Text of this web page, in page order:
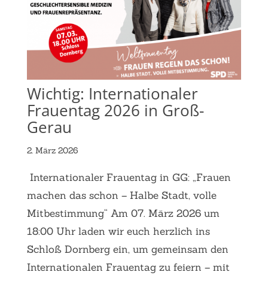
Wichtig: Internationaler
Frauentag 2026 in Groß-
Gerau
2. März 2026
Internationaler Frauentag in GG: „Frauen
machen das schon – Halbe Stadt, volle
Mitbestimmung“ Am 07. März 2026 um
18:00 Uhr laden wir euch herzlich ins
Schloß Dornberg ein, um gemeinsam den
Internationalen Frauentag zu feiern – mit